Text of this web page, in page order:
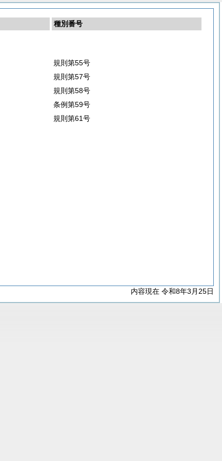
種別番号
規則第55号
規則第57号
規則第58号
条例第59号
規則第61号
内容現在 令和8年3月25日